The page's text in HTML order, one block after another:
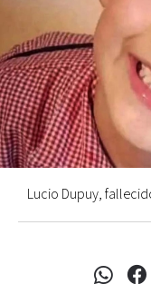
Lucio Dupuy,